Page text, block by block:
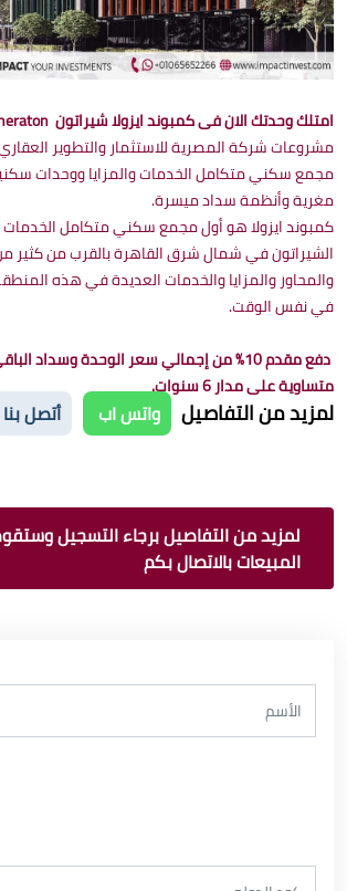
امتلك وحدتك الان فى كمبوند ايزولا شيراتون Isola Sheraton
مشروعات شركة المصرية للاستثمار والتطوير
مجمع سكني متكامل الخدمات والمزايا ووحدات
مغرية وأنظمة سداد ميسرة.
كمبوند ايزولا هو أول مجمع سكني متكامل الخدمات
الشيراتون في شمال شرق القاهرة بالقرب من كثير
والمحاور والمزايا والخدمات العديدة في هذه
في نفس الوقت.
دفع مقدم 10% من إجمالي سعر الوحدة
متساوية على مدار 6 سنوات.
لمزيد من التفاصيل واتس اب أتصل بنا
لمزيد من التفاصيل برجاء التسجيل
المبيعات بالاتصال بكم